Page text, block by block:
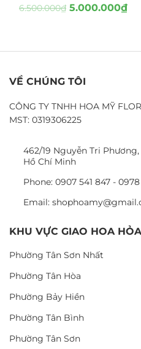
6.500.000₫ 5.000.000₫
VỀ CHÚNG TÔI
CÔNG TY TNHH HOA MỸ
MST: 0319306225
462/19 Nguyễn Tri
Hồ Chí Minh
Phone: 0907 541 847 - 0978
Email:
KHU VỰC GIAO HOA
Phường Tân Sơn Nhất
Phường Tân Hòa
Phường Bảy Hiền
Phường Tân Bình
Phường Tân Sơn